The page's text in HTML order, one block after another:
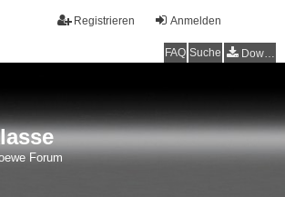
Anmelden
Registrieren
FAQ Suche Downloads
Forum